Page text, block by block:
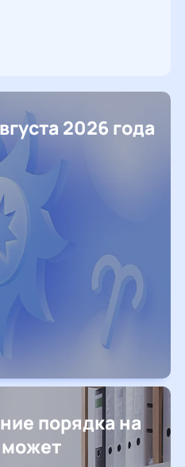
2026 года
порядка на